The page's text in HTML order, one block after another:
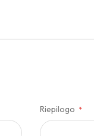
Riepilogo